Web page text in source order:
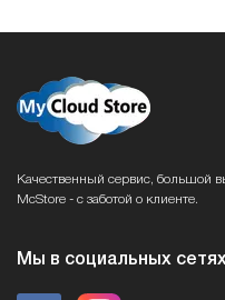
Качественный сервис, большой
McStore - с заботой о клиенте.
Мы в социальных